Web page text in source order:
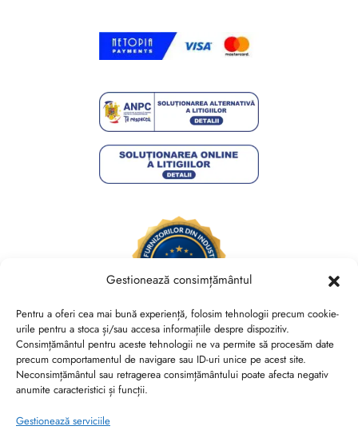
Gestionează consimțământul
Pentru a oferi cea mai bună experiență, folosim tehnologii precum cookie-
urile pentru a stoca și/sau accesa informațiile despre dispozitiv.
Consimțământul pentru aceste tehnologii ne va permite să procesăm date
precum comportamentul de navigare sau ID-uri unice pe acest site.
Neconsimțământul sau retragerea consimțământului poate afecta negativ
anumite caracteristici și funcții.
Gestionează serviciile
Brides Shoes By Veronesse S.R.L.
RO44730767, J40/13882/2021, Cod CAEN 1520
Str. Nicolae Canea, Nr. 53, Sector 2, Bucuresti